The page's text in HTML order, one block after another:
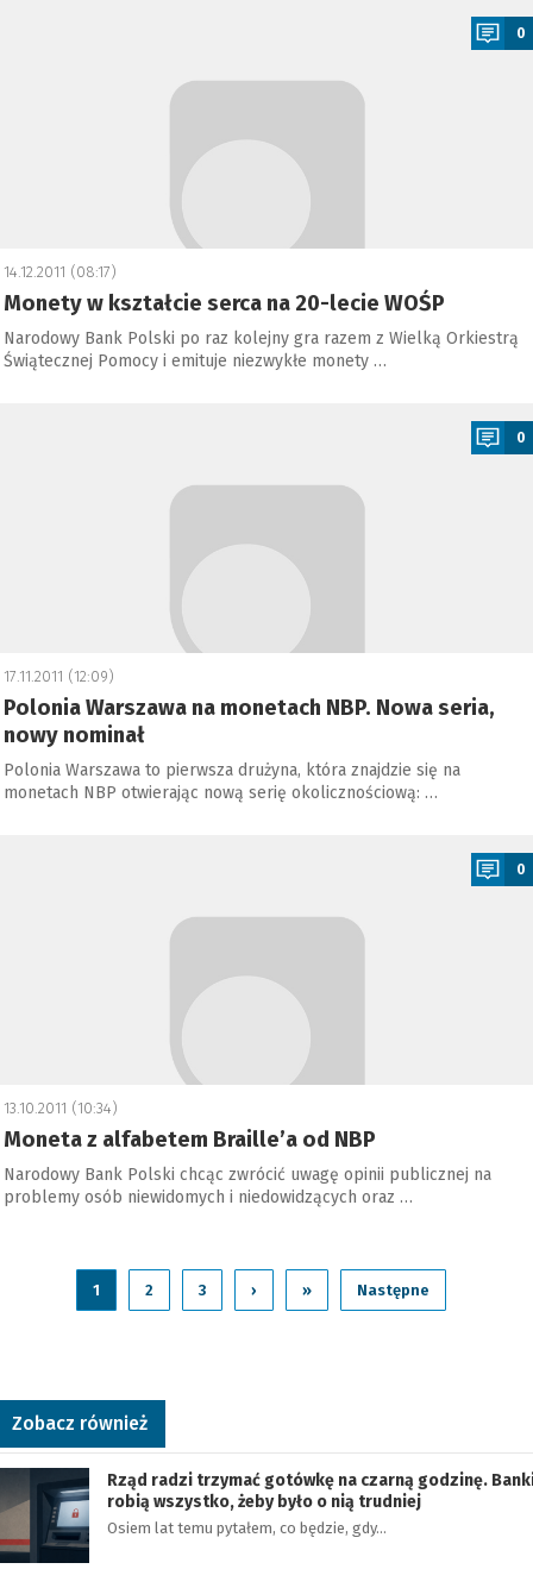
0
14.12.2011 (08:17)
Monety w kształcie serca na 20-lecie WOŚP
Narodowy Bank Polski po raz kolejny gra razem z Wielką Orkiestrą
Świątecznej Pomocy i emituje niezwykłe monety …
0
17.11.2011 (12:09)
Polonia Warszawa na monetach NBP. Nowa seria,
nowy nominał
Polonia Warszawa to pierwsza drużyna, która znajdzie się na
monetach NBP otwierając nową serię okolicznościową: …
0
13.10.2011 (10:34)
Moneta z alfabetem Braille’a od NBP
Narodowy Bank Polski chcąc zwrócić uwagę opinii publicznej na
problemy osób niewidomych i niedowidzących oraz …
1 2 3 › » Następne
Zobacz również
Rząd radzi trzymać gotówkę na czarną godzinę.
robią wszystko, żeby było o nią trudniej
Osiem lat temu pytałem, co będzie, gdy…